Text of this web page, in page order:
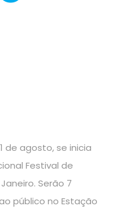
de agosto, se inicia
Festival de
Serão 7
público no Estação